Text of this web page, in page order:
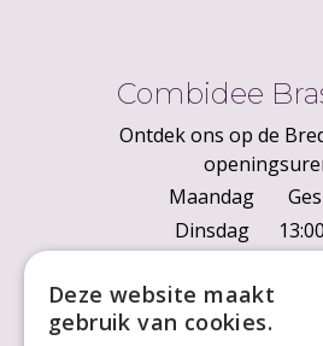
Combidee
Ontdek ons op de
Maandag
Dinsdag
13:00
Donderdag
Vrijdag
Deze website maakt
gebruik van cookies.